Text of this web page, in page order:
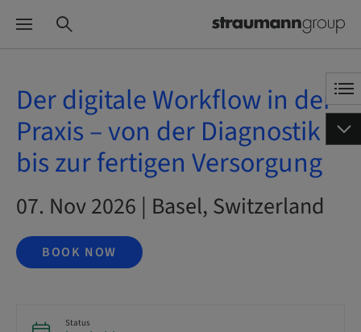
Der digitale Workflow in der
Praxis – von der Diagnostik
bis zur fertigen Versorgung
07. Nov 2026 | Basel, Switzerland
BOOK NOW
Status